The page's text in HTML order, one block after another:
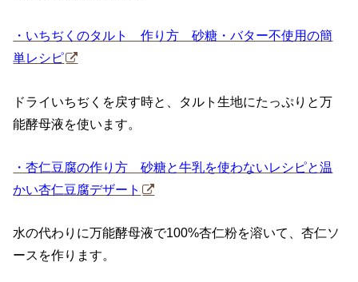
・いちぢくのタルト 作り方 砂糖・バター不使用の簡
単レシピ
ドライいちぢくを戻す時と、タルト生地にたっぷりと万
能酵母液を使います。
・杏仁豆腐の作り方 砂糖と牛乳を使わないレシピと温
かい杏仁豆腐デザート
水の代わりに万能酵母液で100%杏仁粉を溶いて、杏仁ソ
ースを作ります。